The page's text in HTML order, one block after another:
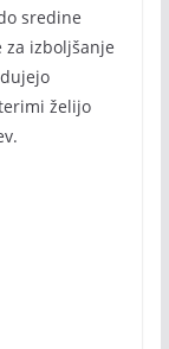
sredine
izboljšanje
želijo